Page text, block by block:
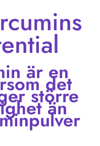
är en
det
större
än